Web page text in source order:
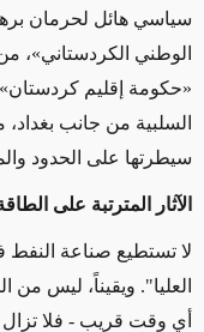
سياسي هائل لحرمان
الوطني الكردستاني»،
«حكومة إقليم
السلبية من جانب بغداد،
سيطرتها على الحدود
الآثار المترتبة على
لا تستطيع صناعة النفط
العليا". ويقيناً، ليس
أي وقت قريب - فلا تزال